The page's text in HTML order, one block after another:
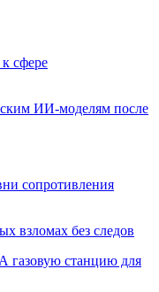
сфере
ИИ-моделям после
сопротивления
взломах без следов
газовую станцию для